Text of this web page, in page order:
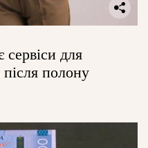
для
після полону